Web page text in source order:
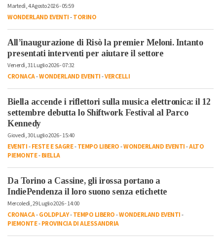
Martedì, 4 Agosto 2026 - 05:59
WONDERLAND EVENTI-TORINO
All’inaugurazione di Risò la premier Meloni. Intanto
presentati interventi per aiutare il settore
Venerdì, 31 Luglio 2026 - 07:32
CRONACA-WONDERLAND EVENTI-VERCELLI
Biella accende i riflettori sulla musica elettronica: il 12
settembre debutta lo Shiftwork Festival al Parco
Kennedy
Giovedì, 30 Luglio 2026 - 15:40
EVENTI-FESTE E SAGRE-TEMPO LIBERO-WONDERLAND EVENTI-ALTO
PIEMONTE-BIELLA
Da Torino a Cassine, gli irossa portano a
IndiePendenza il loro suono senza etichette
Mercoledì, 29 Luglio 2026 - 14:00
CRONACA-GOLDPLAY-TEMPO LIBERO-WONDERLAND EVENTI-
PIEMONTE-PROVINCIA DI ALESSANDRIA